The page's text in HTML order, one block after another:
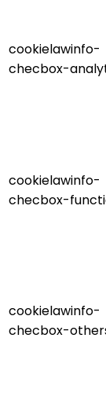
cookielawinfo-
checbox-
cookielawinfo-
checbox-
cookielawinfo-
checbox-